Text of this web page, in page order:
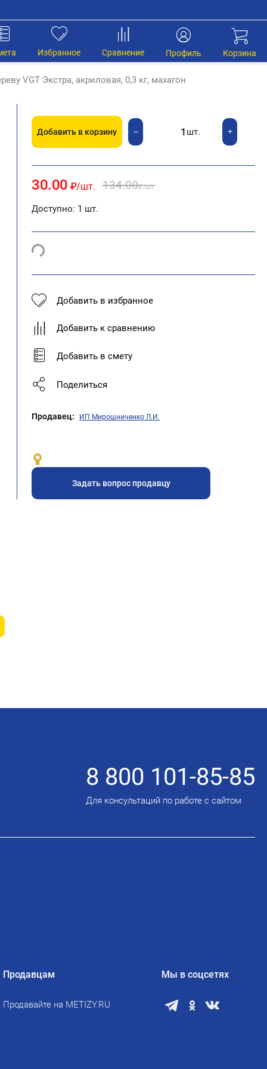
Корзина
Профиль
Сравнение
Избранное
VGT Экстра, акриловая, 0,3 кг, махагон
Добавить в корзину +
шт.
−
30.00 ₽/шт. 134.00₽/шт.
Доступно: 1 шт.
Добавить в избранное
Добавить к сравнению
Добавить в смету
Поделиться
Продавец: ИП Мирошниченко Л.И.
Задать вопрос продавцу
8 800 101-85-85
Для консультаций по работе с сайтом
Продавцам
Продавайте на METIZY.RU
Мы в соцсетях